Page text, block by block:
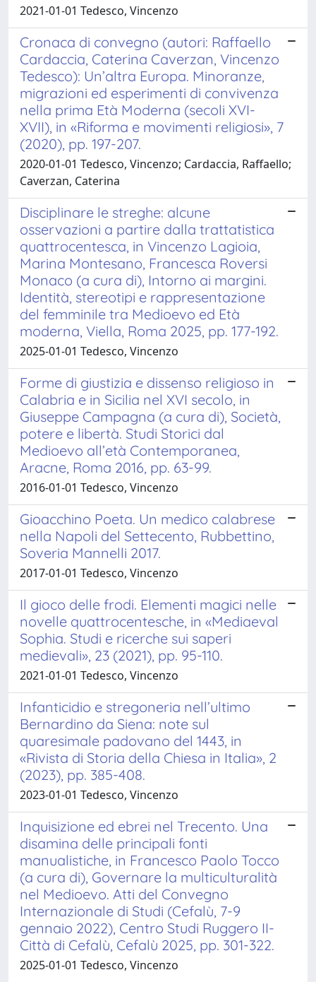
2021-01-01 Tedesco, Vincenzo
Cronaca di convegno (autori: Raffaello
Cardaccia, Caterina Caverzan, Vincenzo
Tedesco): Un’altra Europa. Minoranze,
migrazioni ed esperimenti di convivenza
nella prima Età Moderna (secoli XVI-
XVII), in «Riforma e movimenti religiosi», 7
(2020), pp. 197-207.
2020-01-01 Tedesco, Vincenzo; Cardaccia, Raffaello;
Caverzan, Caterina
Disciplinare le streghe: alcune
osservazioni a partire dalla trattatistica
quattrocentesca, in Vincenzo Lagioia,
Marina Montesano, Francesca Roversi
Monaco (a cura di), Intorno ai margini.
Identità, stereotipi e rappresentazione
del femminile tra Medioevo ed Età
moderna, Viella, Roma 2025, pp. 177-192.
2025-01-01 Tedesco, Vincenzo
Forme di giustizia e dissenso religioso in
Calabria e in Sicilia nel XVI secolo, in
Giuseppe Campagna (a cura di), Società,
potere e libertà. Studi Storici dal
Medioevo all’età Contemporanea,
Aracne, Roma 2016, pp. 63-99.
2016-01-01 Tedesco, Vincenzo
Gioacchino Poeta. Un medico calabrese
nella Napoli del Settecento, Rubbettino,
Soveria Mannelli 2017.
2017-01-01 Tedesco, Vincenzo
Il gioco delle frodi. Elementi magici nelle
novelle quattrocentesche, in «Mediaeval
Sophia. Studi e ricerche sui saperi
medievali», 23 (2021), pp. 95-110.
2021-01-01 Tedesco, Vincenzo
Infanticidio e stregoneria nell’ultimo
Bernardino da Siena: note sul
quaresimale padovano del 1443, in
«Rivista di Storia della Chiesa in Italia», 2
(2023), pp. 385-408.
2023-01-01 Tedesco, Vincenzo
Inquisizione ed ebrei nel Trecento. Una
disamina delle principali fonti
manualistiche, in Francesco Paolo Tocco
(a cura di), Governare la multiculturalità
nel Medioevo. Atti del Convegno
Internazionale di Studi (Cefalù, 7-9
gennaio 2022), Centro Studi Ruggero II-
Città di Cefalù, Cefalù 2025, pp. 301-322.
2025-01-01 Tedesco, Vincenzo